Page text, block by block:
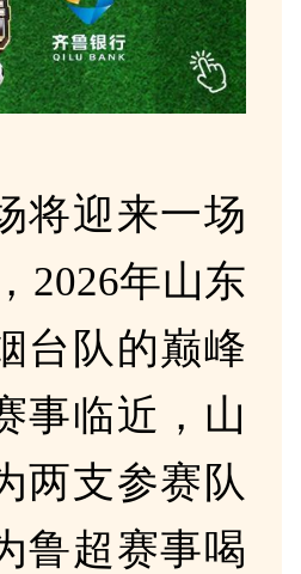
将迎来一场
2026年山东
台队的巅峰
事临近，山
两支参赛队
鲁超赛事喝